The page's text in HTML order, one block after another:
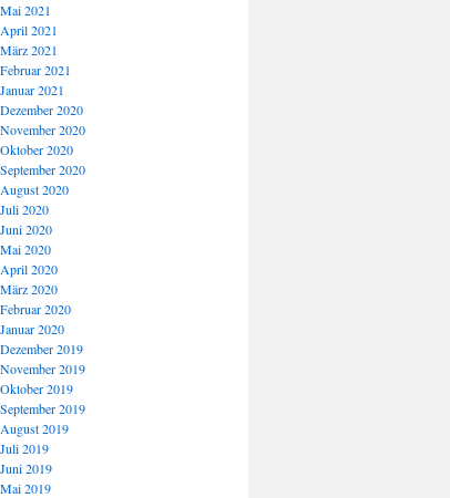
Mai 2021
April 2021
März 2021
Februar 2021
Januar 2021
Dezember 2020
November 2020
Oktober 2020
September 2020
August 2020
Juli 2020
Juni 2020
Mai 2020
April 2020
März 2020
Februar 2020
Januar 2020
Dezember 2019
November 2019
Oktober 2019
September 2019
August 2019
Juli 2019
Juni 2019
Mai 2019